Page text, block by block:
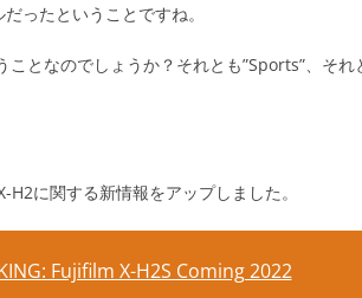
ったということですね。
となのでしょうか？それとも”Sports”、それ
に関する新情報をアップしました。
Fujifilm X-H2S Coming 2022